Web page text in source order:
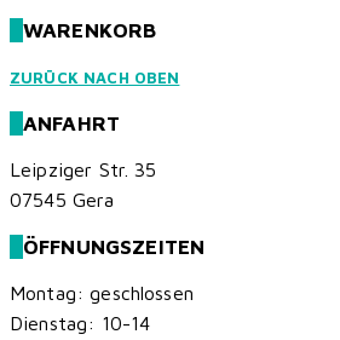
WARENKORB
ZURÜCK NACH OBEN
ANFAHRT
Leipziger Str. 35
07545 Gera
ÖFFNUNGSZEITEN
Montag: geschlossen
Dienstag: 10-14